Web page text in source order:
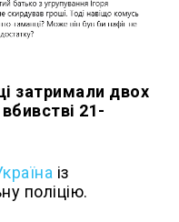
затримали двох
21-
із
поліцію.